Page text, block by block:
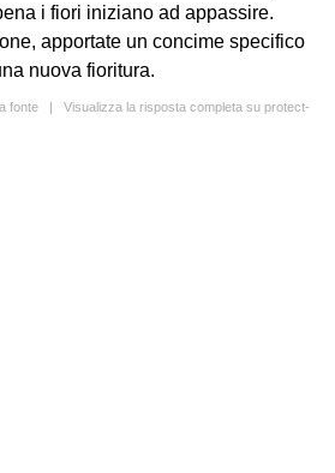
i fiori iniziano ad appassire.
apportate un concime specifico
nuova fioritura.
fonte | Visualizza la risposta completa su protect-